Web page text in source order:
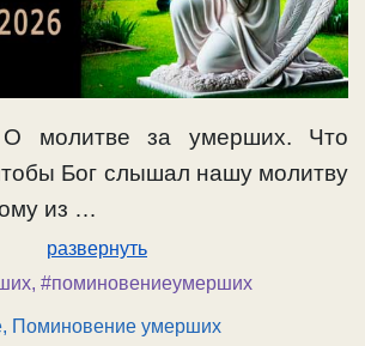
О молитве за умерших. Что
Бог слышал нашу молитву
из …
развернуть
, #поминовениеумерших
Поминовение умерших